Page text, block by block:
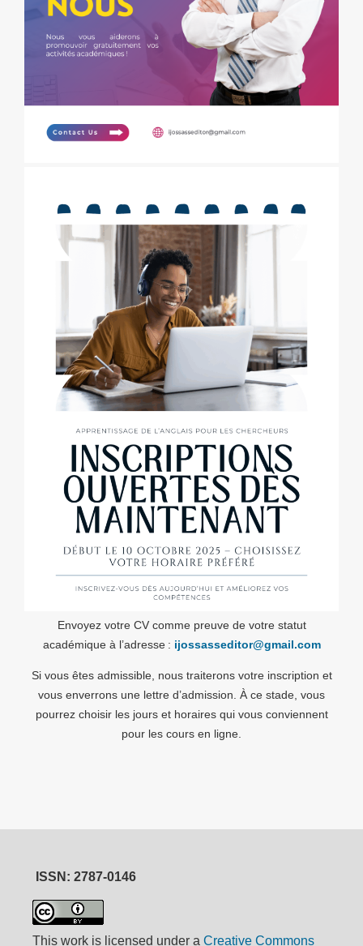
Envoyez votre CV comme preuve de votre statut
académique à l’adresse : ijossasseditor@gmail.com
Si vous êtes admissible, nous traiterons votre inscription et
vous enverrons une lettre d’admission. À ce stade, vous
pourrez choisir les jours et horaires qui vous conviennent
pour les cours en ligne.
ISSN: 2787-0146
This work is licensed under a Creative Commons